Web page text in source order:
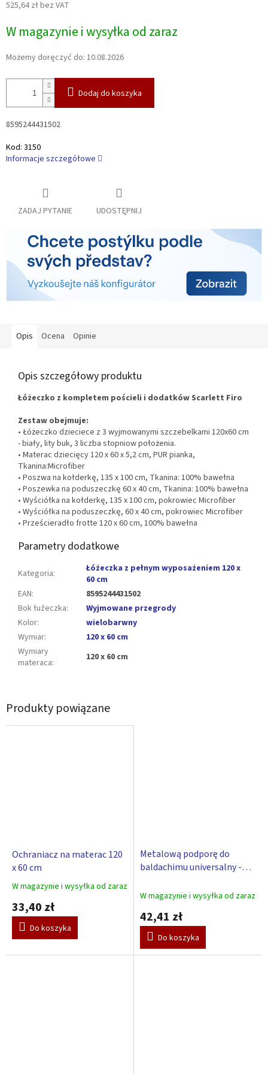
525,64 zł bez VAT
jednostkowa:
W magazynie i wysyłka od zaraz
Możemy doręczyć do: 10.08.2026
Dodaj do koszyka
8595244431502
Kod: 3150
Informacje szczegółowe
ZADAJ PYTANIE UDOSTĘPNIJ
Produkty powiązane
Ochraniacz na materac 120
x 60 cm
Średnia
produktu
wynosi
5,0
5
W magazynie i wysyłka od zaraz
33,40 zł
Do koszyka
Metalową podporę do
baldachimu universalny -
W magazynie i wysyłka od zaraz
42,41 zł
Do koszyka
Opis Ocena Opinie
Opis szczegółowy produktu
Łóżeczko z kompletem pościeli i dodatków Scarlett Firo
Zestaw obejmuje:
• Łóżeczko dzieciece z 3 wyjmowanymi szczebelkami 120x60 cm
- biały, lity buk, 3 liczba stopniow położenia.
• Materac dziecięcy 120 x 60 x 5,2 cm, PUR pianka,
Tkanina:Microfiber
• Poszwa na kołderkę, 135 x 100 cm, Tkanina: 100% bawełna
• Poszewka na poduszeczkę 60 x 40 cm, Tkanina: 100% bawełna
• Wyściółka na kołderkę, 135 x 100 cm, pokrowiec Microfiber
• Wyściółka na poduszeczkę, 60 x 40 cm, pokrowiec Microfiber
• Prześcieradło frotte 120 x 60 cm, 100% bawełna
Parametry dodatkowe
Kategoria:
Łóżeczka z pełnym wyposażeniem 120 x
60 cm
EAN:
8595244431502
Bok łuźeczka:
Wyjmowane przegrody
Kolor:
wielobarwny
Wymiar:
120 x 60 cm
Wymiary
materaca: 120 x 60 cm